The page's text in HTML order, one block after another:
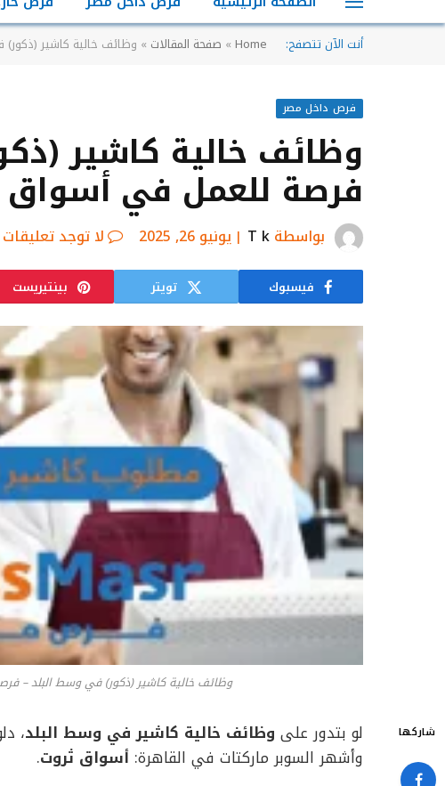
أنت الآن تتصفح: Home
» صفحة المقالات » وظائف خالية كاشير
فرص داخل مصر
وظائف خالية كاشير
فرصة للعمل في أسواق
بواسطةT k يونيو 26, 2025 لا توجد تعليقات
فيسبوك تويتر بينتيريست
وظائف خالية كاشير (ذكور) في وسط البلد –
شاركها لو بتدور على وظائف خالية كاشير في وسط البلد،
وأشهر السوبر ماركتات في القاهرة: أسواق ثروت.